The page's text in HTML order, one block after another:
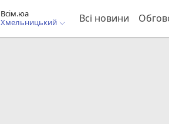
Всім.юа
Хмельницький
Всі новини